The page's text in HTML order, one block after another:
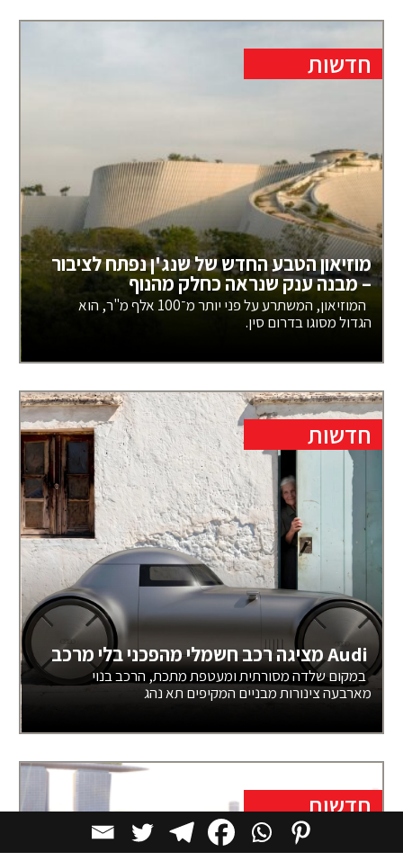
חדשות
מוזיאון הטבע החדש של שנג'ן נפתח לציבור
– מבנה ענק שנראה כחלק מהנוף
המוזיאון, המשתרע על פני יותר מ־100 אלף מ"ר, הוא
הגדול מסוגו בדרום סין.
חדשות
במקום שלדה מסורתית ומעטפת מתכת, הרכב בנוי
מארבעה צינורות מבניים המקיפים תא נהג
חדשות